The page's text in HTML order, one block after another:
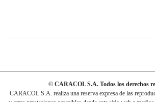
© CARACOL S.A. Todos los derechos
CARACOL S.A. realiza una reserva expresa de las